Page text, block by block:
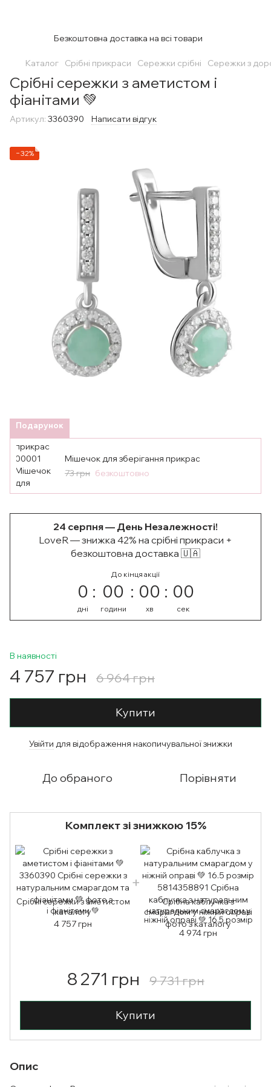
Безкоштовна доставка на всі товари
Каталог Срібні прикраси Сережки срібні Сережки з
Срібні сережки з аметистом і
фіанітами 💚
Артикул: 3360390 Написати відгук
−32%
Подарунок
Мішечок для зберігання прикрас
73 грн безкоштовно
24 серпня — День Незалежності!
LoveR — знижка 42% на срібні прикраси +
безкоштовна доставка 🇺🇦
До кінця акції
0
дні
00
години
00
хв
00
сек
В наявності
4 757 грн 6 964 грн
Купити
Увійти для відображення накопичувальної знижки
До обраного Порівняти
Комплект зі знижкою 15%
Срібні сережки з аметистом
і фіанітами 💚
4 757 грн
Срібна каблучка з
натуральним смарагдом у
ніжній оправі 💚 16.5 розмір
4 974 грн
8 271 грн 9 731 грн
Купити
Опис